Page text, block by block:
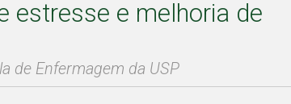
estresse e melhoria de
de Enfermagem da USP